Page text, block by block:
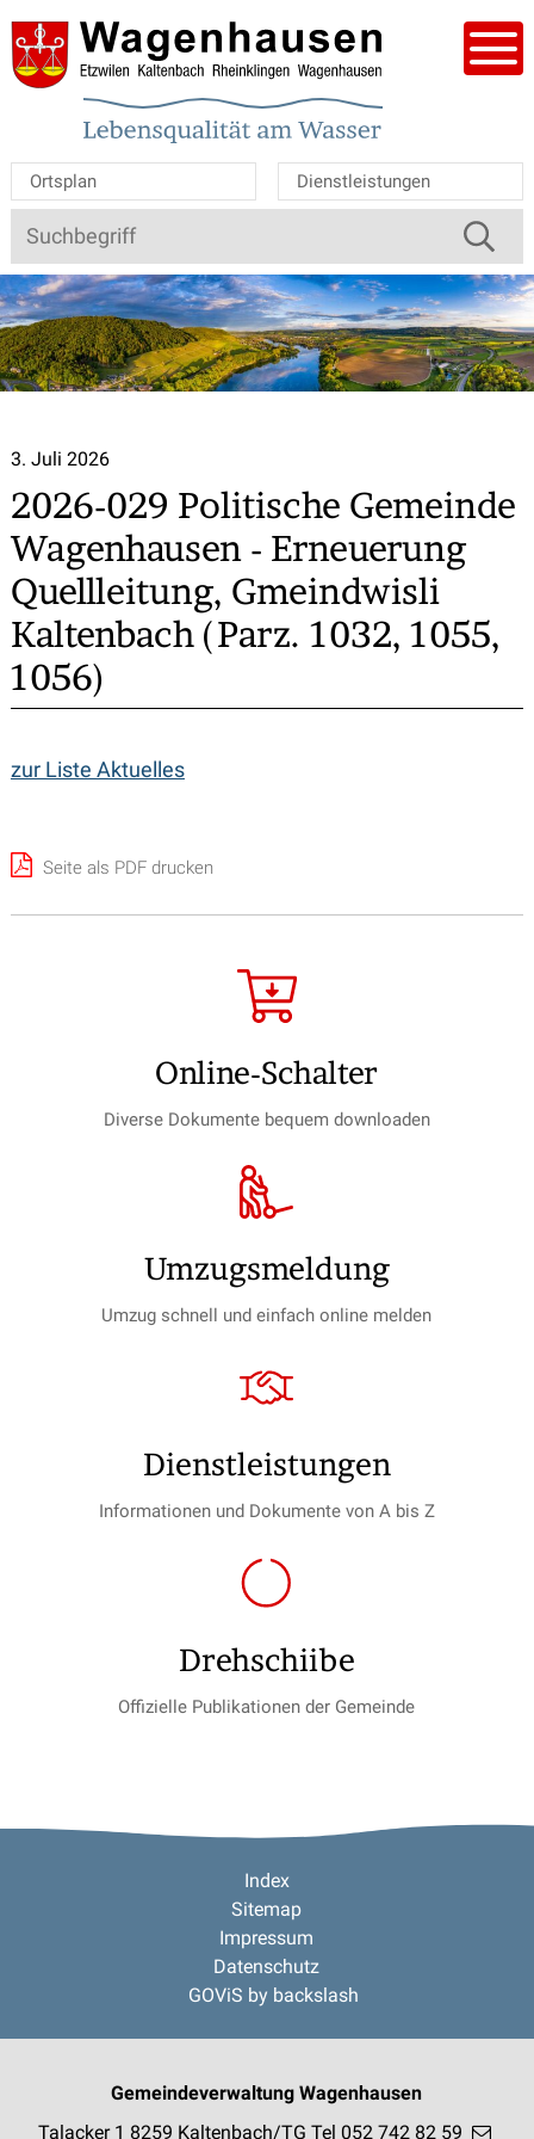
Navigieren in der Gemeinde
Schnellnavigation
Mobile Hauptnavigation
Ortsplan Dienstleistungen
Suchbegriff
2026-029 Politische Gemeinde
Wagenhausen - Erneuerung
Quellleitung, Gmeindwisli
Kaltenbach (Parz. 1032, 1055,
1056)
3. Juli 2026
zur Liste Aktuelles
Seite als PDF drucken
Online-Schalter
Diverse Dokumente bequem downloaden
Umzugs­meldung
Umzug schnell und einfach online melden
Dienst­leistungen
Informationen und Dokumente von A bis Z
Drehschiibe
Offizielle Publikationen der Gemeinde
Index
Sitemap
Impressum
Datenschutz
GOViS by backslash
Gemeindeverwaltung Wagenhausen
Talacker 1 8259 Kaltenbach/TG Tel 052 742 82 59